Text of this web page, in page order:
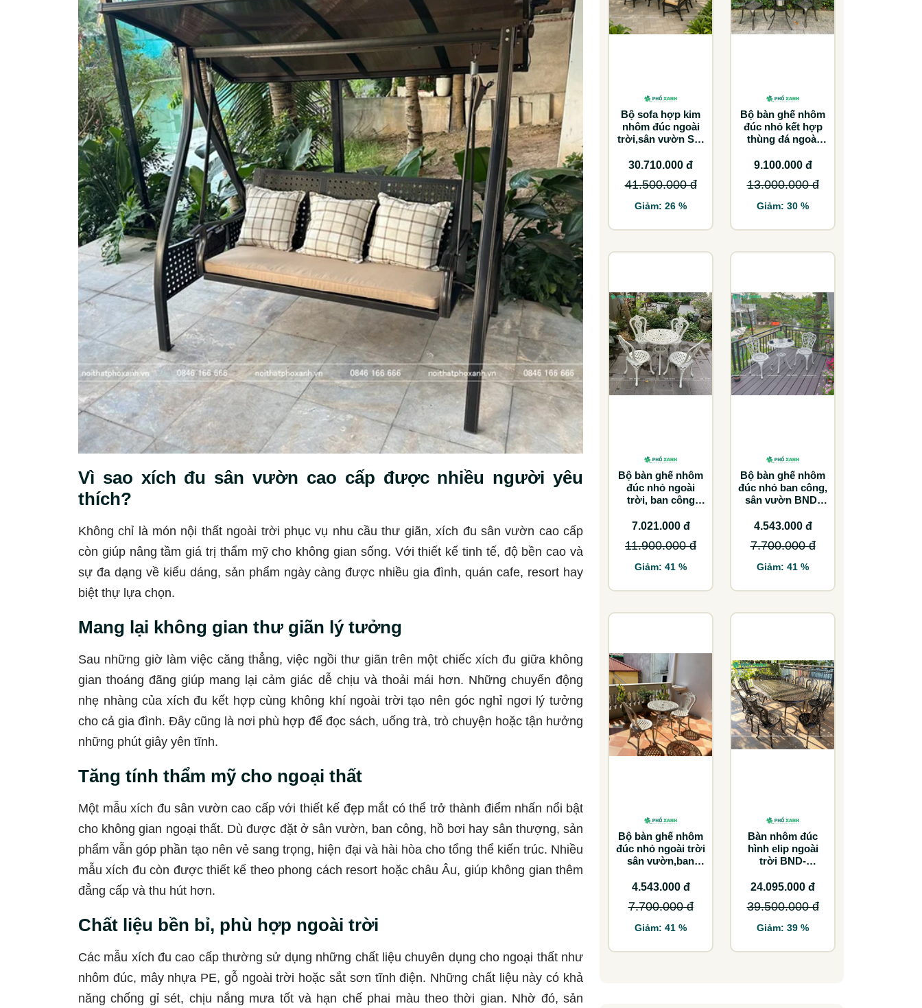
Vì sao xích đu sân vườn cao cấp được nhiều người yêu
thích?
Không chỉ là món nội thất ngoài trời phục vụ nhu cầu thư giãn, xích đu sân vườn cao cấp
còn giúp nâng tầm giá trị thẩm mỹ cho không gian sống. Với thiết kế tinh tế, độ bền cao và
sự đa dạng về kiểu dáng, sản phẩm ngày càng được nhiều gia đình, quán cafe, resort hay
biệt thự lựa chọn.
Mang lại không gian thư giãn lý tưởng
Sau những giờ làm việc căng thẳng, việc ngồi thư giãn trên một chiếc xích đu giữa không
gian thoáng đãng giúp mang lại cảm giác dễ chịu và thoải mái hơn. Những chuyển động
nhẹ nhàng của xích đu kết hợp cùng không khí ngoài trời tạo nên góc nghỉ ngơi lý tưởng
cho cả gia đình. Đây cũng là nơi phù hợp để đọc sách, uống trà, trò chuyện hoặc tận hưởng
những phút giây yên tĩnh.
Tăng tính thẩm mỹ cho ngoại thất
Một mẫu xích đu sân vườn cao cấp với thiết kế đẹp mắt có thể trở thành điểm nhấn nổi bật
cho không gian ngoại thất. Dù được đặt ở sân vườn, ban công, hồ bơi hay sân thượng, sản
phẩm vẫn góp phần tạo nên vẻ sang trọng, hiện đại và hài hòa cho tổng thể kiến trúc. Nhiều
mẫu xích đu còn được thiết kế theo phong cách resort hoặc châu Âu, giúp không gian thêm
đẳng cấp và thu hút hơn.
Chất liệu bền bỉ, phù hợp ngoài trời
Các mẫu xích đu cao cấp thường sử dụng những chất liệu chuyên dụng cho ngoại thất như
nhôm đúc, mây nhựa PE, gỗ ngoài trời hoặc sắt sơn tĩnh điện. Những chất liệu này có khả
năng chống gỉ sét, chịu nắng mưa tốt và hạn chế phai màu theo thời gian. Nhờ đó, sản
Bộ sofa hợp kim
nhôm đúc ngoài
trời,sân vườn SF-
30.710.000 đ
41.500.000 đ
Giảm: 26 %
Bộ bàn ghế nhôm
đúc nhỏ kết hợp
thùng đá ngoài
BND-D70TDD
9.100.000 đ
13.000.000 đ
Giảm: 30 %
Bộ bàn ghế nhôm
đúc nhỏ ngoài
trời, ban công
BND-6070TK
7.021.000 đ
11.900.000 đ
Giảm: 41 %
Bộ bàn ghế nhôm
đúc nhỏ ban công,
sân vườn BND-
4.543.000 đ
7.700.000 đ
Giảm: 41 %
Bộ bàn ghế nhôm
đúc nhỏ ngoài trời
sân vườn,ban
60CCTK
4.543.000 đ
7.700.000 đ
Giảm: 41 %
Bàn nhôm đúc
hình elip ngoài
trời BND-
8-10 ghế lựa chọn
gian lớn
24.095.000 đ
39.500.000 đ
Giảm: 39 %